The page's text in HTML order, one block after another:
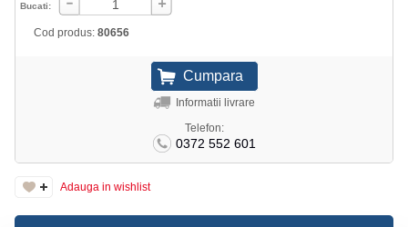
Bucati:
Cod produs: 80656
Informatii livrare
Telefon:
0372 552 601
Adauga in wishlist